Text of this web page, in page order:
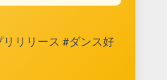
リリース #ダンス好